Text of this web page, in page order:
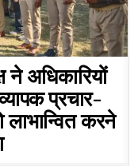
ने अधिकारियों
प्रचार-
लाभान्वित करने